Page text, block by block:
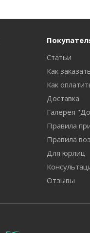
Статьи
Как
Как
Доставка
Галерея
Правила
Правила
Для юрлиц
Отзывы